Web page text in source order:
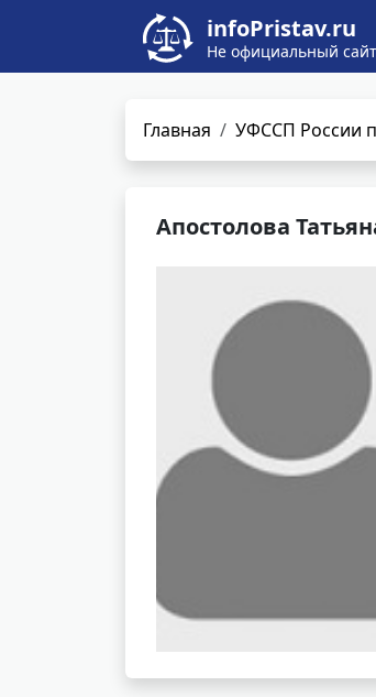
infoPristav.ru
Не официальный
Главная УФССП России
Апостолова